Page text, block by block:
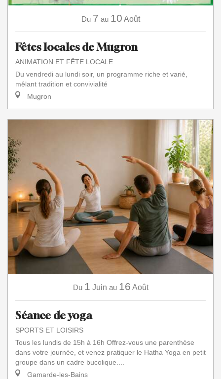
Du 7 au 10 Août
Fêtes locales de Mugron
ANIMATION ET FÊTE LOCALE
Du vendredi au lundi soir, un programme riche et varié,
mêlant tradition et convivialité
Mugron
Du 1 Juin au 16 Août
Séance de yoga
SPORTS ET LOISIRS
Tous les lundis de 15h à 16h Offrez-vous une parenthèse
dans votre journée, et venez pratiquer le Hatha Yoga en petit
groupe dans un cadre bucolique....
Gamarde-les-Bains